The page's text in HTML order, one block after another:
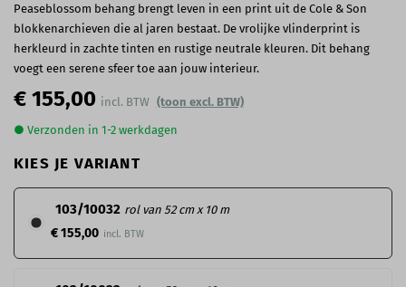
€ 155,00 (toon excl. BTW)
● Verzonden in 1-2 werkdagen
KIES JE VARIANT
103/10032 rol van 52 cm x 10 m
€ 155,00
Peaseblossom behang brengt leven in een print uit de Cole & Son
blokkenarchieven die al jaren bestaat. De vrolijke vlinderprint is
herkleurd in zachte tinten en rustige neutrale kleuren. Dit behang
voegt een serene sfeer toe aan jouw interieur.